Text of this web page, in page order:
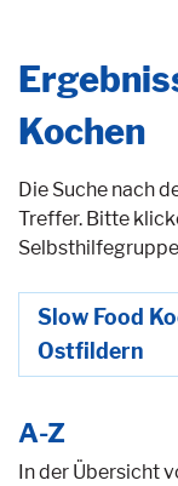
Kochen
Die Suche nach
Treffer. Bitte
Slow Food
Ostfildern
A-Z
In der Übersicht